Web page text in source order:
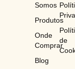
Somos
Produtos
Onde
Comprar
Blog
de